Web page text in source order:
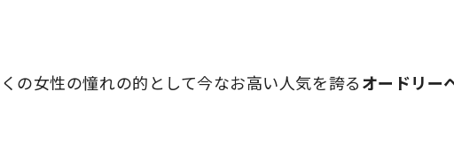
の女性の憧れの的として今なお高い人気を誇るオードリー